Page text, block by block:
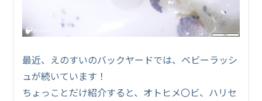
最近、えのすいのバックヤードでは、ベビーラッシ
ュが続いています！
ちょっことだけ紹介すると、オトヒメ〇ビ、ハリセ